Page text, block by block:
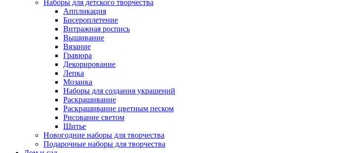
Наборы для детского творчества
Аппликация
Бисероплетение
Витражная роспись
Вышивание
Вязание
Гравюра
Декорирование
Лепка
Мозаика
Наборы для создания украшений
Раскрашивание
Раскрашивание цветным песком
Рисование светом
Шитье
Новогодние наборы для творчества
Подарочные наборы для творчества